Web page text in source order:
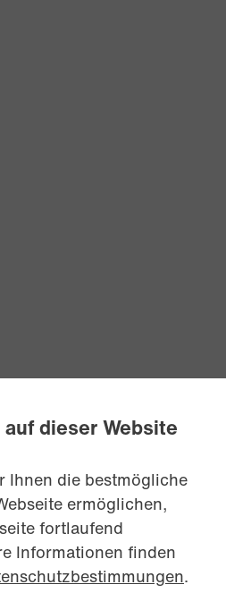
kontaktiere
uns jetzt
dieser Website
Ihnen die bestmögliche
ermöglichen,
fortlaufend
Informationen finden
.